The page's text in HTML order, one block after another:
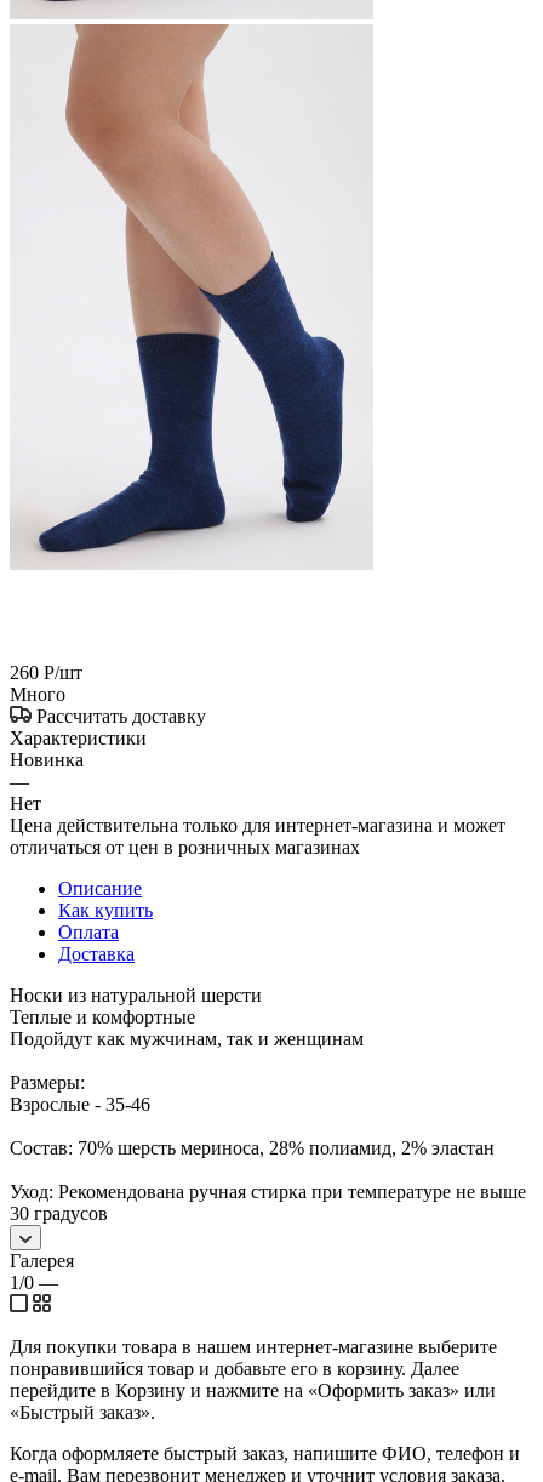
260 Р/шт
Много
Рассчитать доставку
Характеристики
Новинка
—
Нет
Цена действительна только для интернет-магазина и может
отличаться от цен в розничных магазинах
Описание
Как купить
Оплата
Доставка
Носки из натуральной шерсти
Теплые и комфортные
Подойдут как мужчинам, так и женщинам
Размеры:
Взрослые - 35-46
Состав: 70% шерсть мериноса, 28% полиамид, 2% эластан
Уход: Рекомендована ручная стирка при температуре не выше
30 градусов
Галерея
1/0 —
Для покупки товара в нашем интернет-магазине выберите
понравившийся товар и добавьте его в корзину. Далее
перейдите в Корзину и нажмите на «Оформить заказ» или
«Быстрый заказ».
Когда оформляете быстрый заказ, напишите ФИО, телефон и
e-mail. Вам перезвонит менеджер и уточнит условия заказа.